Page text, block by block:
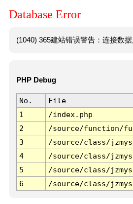
Database Error
(1040) 365建站错误警告：连接数
PHP Debug
No. File
1
/index.php
2
/source/function/
3
/source/class/
4
/source/class/
5
/source/class/
6
/source/class/